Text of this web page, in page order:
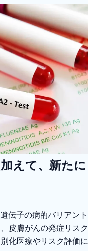
えて、新たに
伝子の病的バリアント
皮膚がんの発症リスク
化医療やリスク評価に